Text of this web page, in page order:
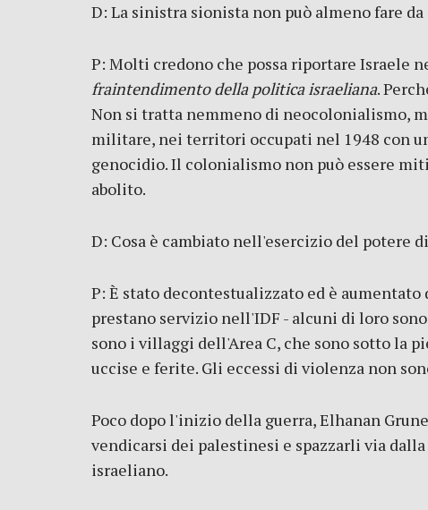
D: La sinistra sionista non può almeno fare
P: Molti credono che possa riportare Israele
fraintendimento della politica israeliana.
Non si tratta nemmeno di neocolonialismo,
militare, nei territori occupati nel 1948 con
genocidio. Il colonialismo non può essere
abolito.
D: Cosa è cambiato nell'esercizio del potere
P: È stato decontestualizzato ed è
prestano servizio nell'IDF - alcuni di loro
sono i villaggi dell'Area C, che sono sotto la
uccise e ferite. Gli eccessi di violenza non
Poco dopo l'inizio della guerra, Elhanan
vendicarsi dei palestinesi e spazzarli via
israeliano.